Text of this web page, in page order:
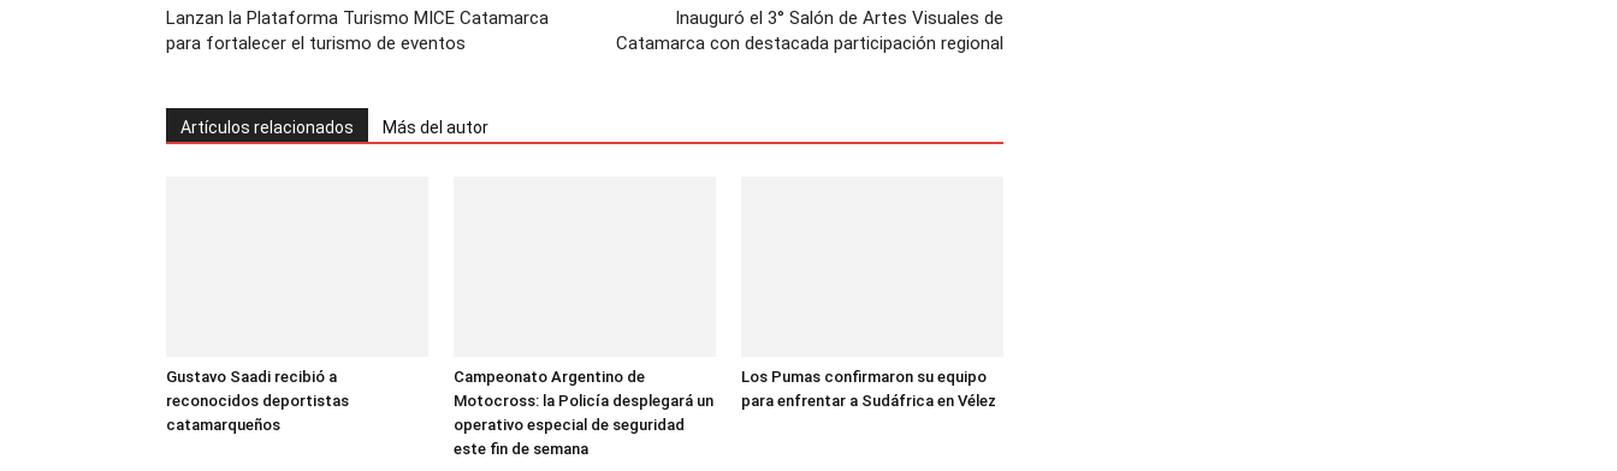
Lanzan la Plataforma Turismo MICE Catamarca
para fortalecer el turismo de eventos
Inauguró el 3° Salón de Artes Visuales de
Catamarca con destacada participación regional
Artículos relacionados Más del autor
Gustavo Saadi recibió a
reconocidos deportistas
catamarqueños
Campeonato Argentino de
Motocross: la Policía desplegará un
operativo especial de seguridad
este fin de semana
Los Pumas confirmaron su equipo
para enfrentar a Sudáfrica en Vélez